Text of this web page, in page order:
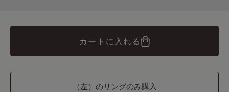
カートに入れる
（左）のリングのみ購入